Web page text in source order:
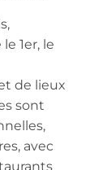
1er, le
de lieux
sont
avec